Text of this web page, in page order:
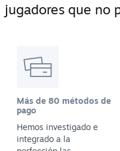
jugadores que no
Más de 80 métodos de
pago
Hemos investigado e
integrado a la